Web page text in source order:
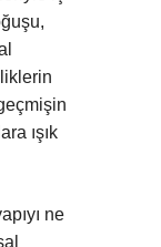
ışık
ne